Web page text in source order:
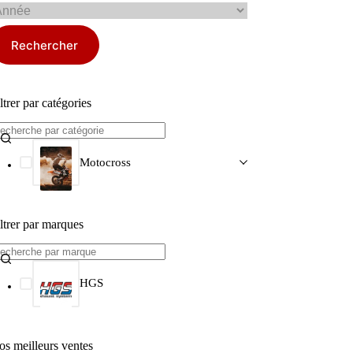
Rechercher
par catégories
Motocross
par marques
HGS
meilleurs ventes